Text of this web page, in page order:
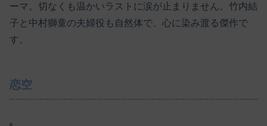
ーマ。切なくも温かいラストに涙が止まりません。竹内結
子と中村獅童の夫婦役も自然体で、心に染み渡る傑作で
す。
恋空